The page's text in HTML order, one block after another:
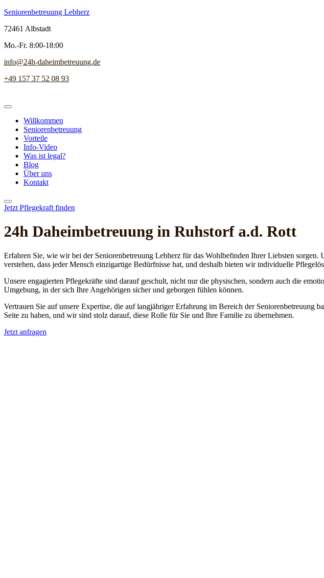
Seniorenbetreuung Lebherz
72461 Albstadt
Mo.-Fr. 8:00-18:00
info@24h-daheimbetreuung.de
+49 157 37 52 08 93
Willkommen
Seniorenbetreuung
Vorteile
Info-Video
Was ist legal?
Blog
Über uns
Kontakt
Jetzt Pflegekraft finden
24h Daheim­betreuung in Ruhstorf a.d. Rott
Erfahren Sie, wie wir bei der Seniorenbetreuung Lebherz für das Wohlbefinden Ihrer Liebsten
verstehen, dass jeder Mensch einzigartige Bedürfnisse hat, und deshalb bieten wir individuelle
Unsere engagierten Pflegekräfte sind darauf geschult, nicht nur die physischen, sondern auch die
Umgebung, in der sich Ihre Angehörigen sicher und geborgen fühlen können.
Vertrauen Sie auf unsere Expertise, die auf langjähriger Erfahrung im Bereich der
Seite zu haben, und wir sind stolz darauf, diese Rolle für Sie und Ihre Familie zu übernehmen.
Jetzt anfragen